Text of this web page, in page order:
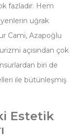
fazladır. Hem
uğrak
Cami, Azapoğlu
açısından çok
biri de
ile bütünleşmiş
Estetik